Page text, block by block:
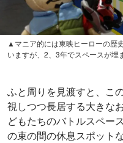
▲マニア的には東映ヒーローの歴
いますが、2、3年でスペースが埋
ふと周りを見渡すと、こ
視しつつ長居する大きな
どもたちのバトルスペー
の束の間の休息スポット